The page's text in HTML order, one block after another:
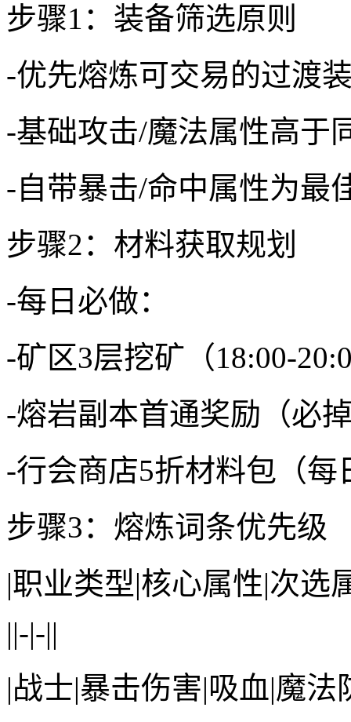
步骤1：装备筛选原则
-优先熔炼可交易的过渡
-基础攻击/魔法属性高于
-自带暴击/命中属性为最
步骤2：材料获取规划
-每日必做：
-矿区3层挖矿（18:00-
-熔岩副本首通奖励（必
-行会商店5折材料包（每
步骤3：熔炼词条优先级
|职业类型|核心属性|次选
||-|-||
|战士|暴击伤害|吸血|魔法